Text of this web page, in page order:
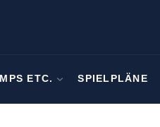
ETC. SPIELPLÄNE